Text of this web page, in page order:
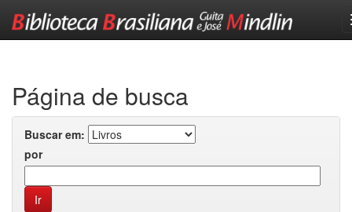
Página de busca
Buscar em:
por